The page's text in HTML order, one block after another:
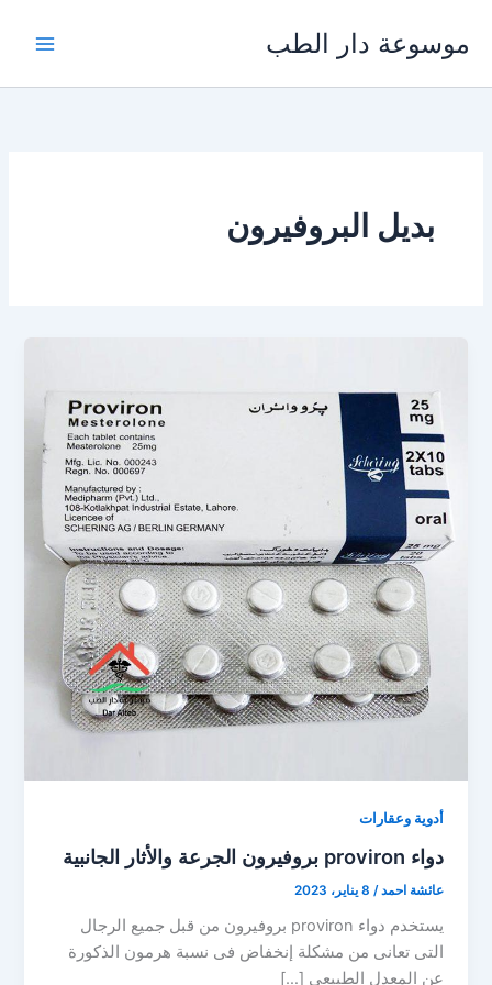
المحتوى
موسوعة دار الطب
بديل البروفيرون
أدوية وعقارات
دواء proviron بروفيرون الجرعة والأثار الجانبية
عائشة احمد/ 8 يناير، 2023
يستخدم دواء proviron بروفيرون من قبل جميع الرجال
التى تعانى من مشكلة إنخفاض فى نسبة هرمون الذكورة
عن المعدل الطبيعى […]